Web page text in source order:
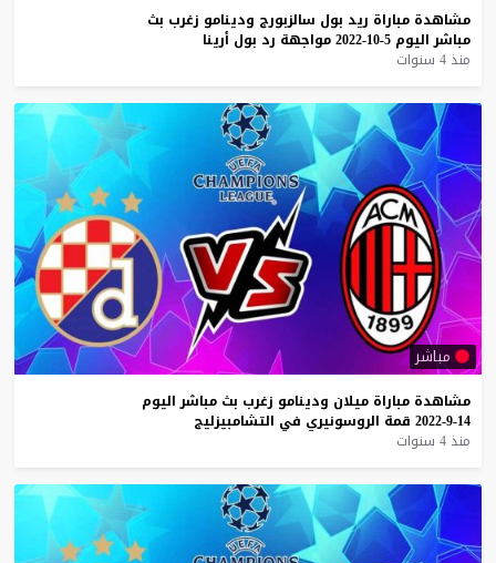
مشاهدة مباراة ريد بول سالزبورج ودينامو زغرب بث
مباشر اليوم 5-10-2022 مواجهة رد بول أرينا
منذ 4 سنوات
مباشر
مشاهدة مباراة ميلان ودينامو زغرب بث مباشر اليوم
14-9-2022
قمة الروسونيري في التشامبيزليج
منذ 4 سنوات